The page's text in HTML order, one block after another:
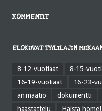
KOMMENTIT
ELOKUVAT TYYLILAJIN
8-12-vuotiaat 8-15-
16-19-vuotiaat
16-23-
animaatio
dokumentti
haastattelu
Haista home!